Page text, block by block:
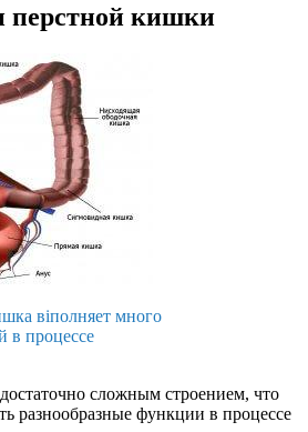
перстной кишки
віполняет много
в процессе
сложным строением, что
разнообразные функции в процессе